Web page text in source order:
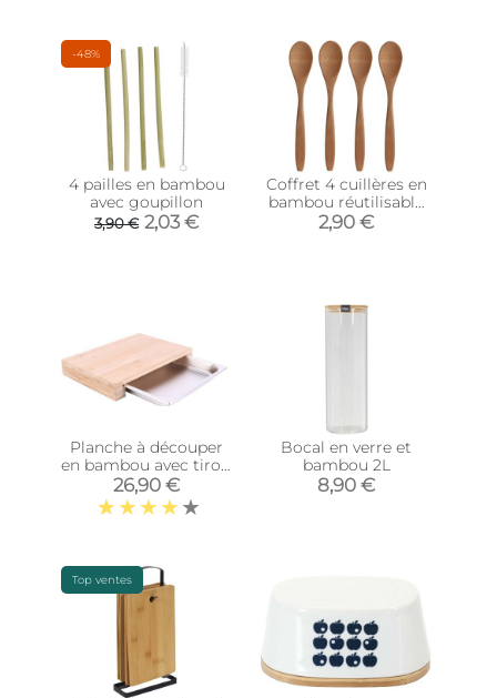
-48%
4 pailles en bambou
avec goupillon
3,90 € 2,03 €
Coffret 4 cuillères en
bambou réutilisable
Green attitude
2,90 €
Planche à découper
en bambou avec tiroir
intégré (38 x 26 cm)
26,90 €
Bocal en verre et
bambou 2L
8,90 €
Top ventes